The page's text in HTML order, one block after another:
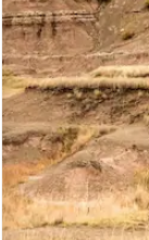
nach oben